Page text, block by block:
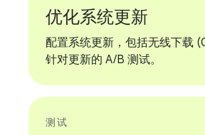
优化系统更新
配置系统更新，包括无线下载
针对更新的 A/B 测试。
测试